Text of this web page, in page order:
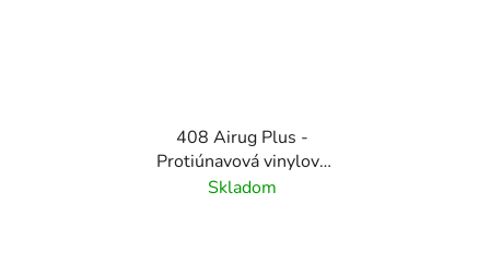
408 Airug Plus -
Protiúnavová vinylová
rohož s rebrovým
Skladom